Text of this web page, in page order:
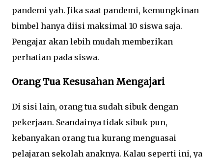
pandemi yah. Jika saat pandemi, kemungkinan
bimbel hanya diisi maksimal 10 siswa saja.
Pengajar akan lebih mudah memberikan
perhatian pada siswa.
Orang Tua Kesusahan Mengajari
Di sisi lain, orang tua sudah sibuk dengan
pekerjaan. Seandainya tidak sibuk pun,
kebanyakan orang tua kurang menguasai
pelajaran sekolah anaknya. Kalau seperti ini, ya